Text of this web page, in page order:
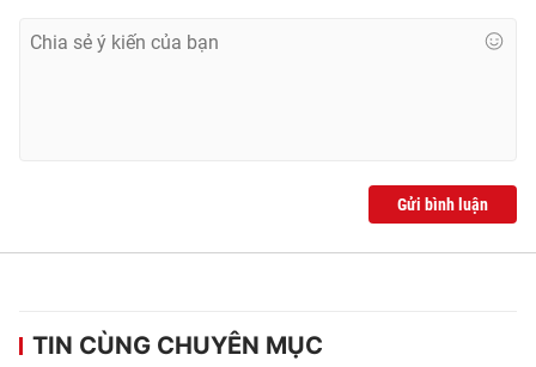
Email: toasoan@vtv.vn
Gửi bình luận
TIN CÙNG CHUYÊN MỤC